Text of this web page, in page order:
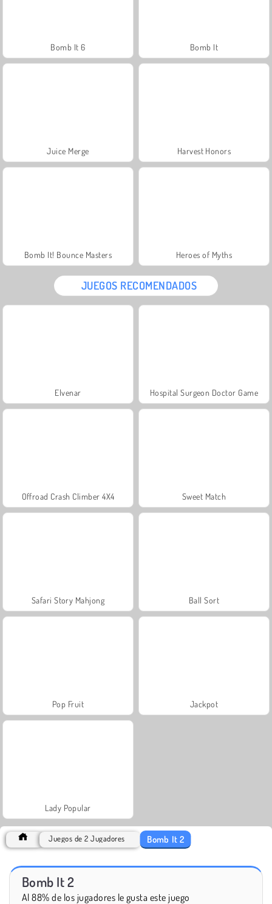
Bomb It 6 Bomb It
Juice Merge Harvest Honors
Bomb It! Bounce Masters Heroes of Myths
JUEGOS RECOMENDADOS
Elvenar Hospital Surgeon Doctor Game
Offroad Crash Climber 4X4 Sweet Match
Safari Story Mahjong Ball Sort
Pop Fruit Jackpot
Lady Popular
Juegos de 2 Jugadores Bomb It 2
Bomb It 2
Al 88% de los jugadores le gusta este juego